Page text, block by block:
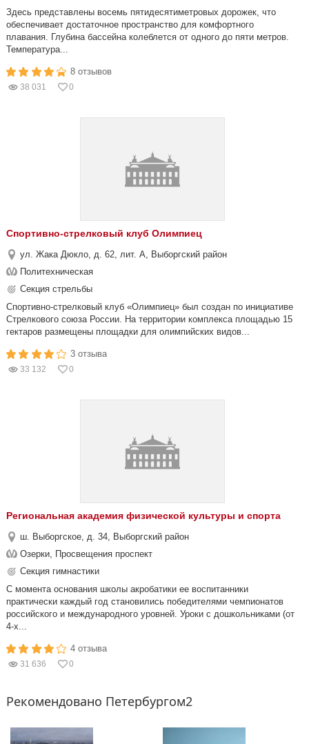
Здесь представлены восемь пятидесятиметровых дорожек, что
обеспечивает достаточное пространство для комфортного
плавания. Глубина бассейна колеблется от одного до пяти метров.
Температура...
8 отзывов
38 031 0
Спортивно-стрелковый клуб Олимпиец
ул. Жака Дюкло, д. 62, лит. А, Выборгский район
Политехническая
Секция стрельбы
Спортивно-стрелковый клуб «Олимпиец» был создан по инициативе
Стрелкового союза России. На территории комплекса площадью 15
гектаров размещены площадки для олимпийских видов...
3 отзыва
33 132 0
Региональная академия физической культуры и спорта
ш. Выборгское, д. 34, Выборгский район
Озерки, Просвещения проспект
Секция гимнастики
С момента основания школы акробатики ее воспитанники
практически каждый год становились победителями чемпионатов
российского и международного уровней. Уроки с дошкольниками (от
4-х...
4 отзыва
31 636 0
Рекомендовано Петербургом2